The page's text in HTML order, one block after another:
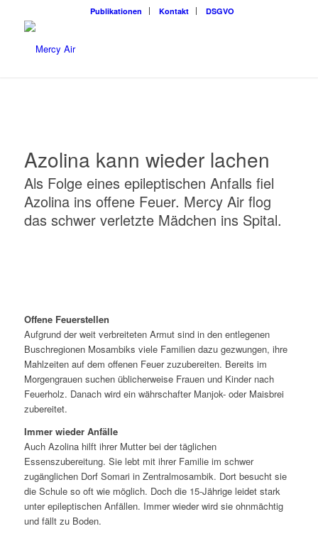
Publikationen Kontakt DSGVO
Azolina kann wieder lachen
Als Folge eines epileptischen Anfalls fiel
Azolina ins offene Feuer. Mercy Air flog
das schwer verletzte Mädchen ins Spital.
Offene Feuerstellen
Aufgrund der weit verbreiteten Armut sind in den entlegenen
Buschregionen Mosambiks viele Familien dazu gezwungen, ihre
Mahlzeiten auf dem offenen Feuer zuzubereiten. Bereits im
Morgengrauen suchen üblicherweise Frauen und Kinder nach
Feuerholz. Danach wird ein währschafter Manjok- oder Maisbrei
zubereitet.
Immer wieder Anfälle
Auch Azolina hilft ihrer Mutter bei der täglichen
Essenszubereitung. Sie lebt mit ihrer Familie im schwer
zugänglichen Dorf Somari in Zentralmosambik. Dort besucht sie
die Schule so oft wie möglich. Doch die 15-Jährige leidet stark
unter epileptischen Anfällen. Immer wieder wird sie ohnmächtig
und fällt zu Boden.